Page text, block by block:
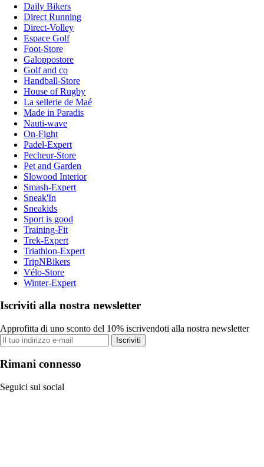
Daily Bikers
Direct Running
Direct-Volley
Espace Golf
Foot-Store
Galoppostore
Golf and co
Handball-Store
House of Rugby
La sellerie de Maé
Made in Paradis
Nauti-wave
On-Fight
Padel-Expert
Pecheur-Store
Pet and Garden
Slowood Interior
Smash-Expert
Sneak'In
Sneakids
Sport is good
Training-Fit
Trek-Expert
Triathlon-Expert
TripNBikers
Vélo-Store
Winter-Expert
Iscriviti alla nostra newsletter
Approfitta di uno sconto del 10% iscrivendoti alla nostra newsletter
Iscriviti
Rimani connesso
Seguici sui social